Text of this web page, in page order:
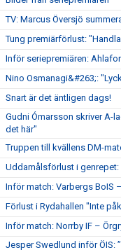
TV: Marcus Översjö
Tung premiärförlust:
Inför seriepremiären:
Nino Osmanagi&#263;:
Snart är det äntligen dags!
Gudni Ómarsson skriver A-
det här"
Truppen till kvällens DM-
Uddamålsförlust i genrepet:
Inför match: Varbergs BoIS
Förlust i Rydahallen "Inte
Inför match: Norrby IF –
Jesper Swedlund inför ÖIS: